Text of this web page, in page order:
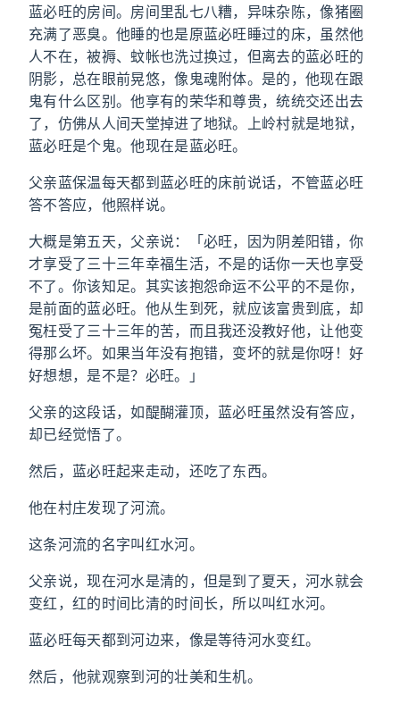
蓝必旺的房间。房间里乱七八糟，异味杂陈，像猪圈
充满了恶臭。他睡的也是原蓝必旺睡过的床，虽然他
人不在，被褥、蚊帐也洗过换过，但离去的蓝必旺的
阴影，总在眼前晃悠，像鬼魂附体。是的，他现在跟
鬼有什么区别。他享有的荣华和尊贵，统统交还出去
了，仿佛从人间天堂掉进了地狱。上岭村就是地狱，
蓝必旺是个鬼。他现在是蓝必旺。
父亲蓝保温每天都到蓝必旺的床前说话，不管蓝必旺
答不答应，他照样说。
大概是第五天，父亲说：「必旺，因为阴差阳错，你
才享受了三十三年幸福生活，不是的话你一天也享受
不了。你该知足。其实该抱怨命运不公平的不是你，
是前面的蓝必旺。他从生到死，就应该富贵到底，却
冤枉受了三十三年的苦，而且我还没教好他，让他变
得那么坏。如果当年没有抱错，变坏的就是你呀！好
好想想，是不是？必旺。」
父亲的这段话，如醍醐灌顶，蓝必旺虽然没有答应，
却已经觉悟了。
然后，蓝必旺起来走动，还吃了东西。
他在村庄发现了河流。
这条河流的名字叫红水河。
父亲说，现在河水是清的，但是到了夏天，河水就会
变红，红的时间比清的时间长，所以叫红水河。
蓝必旺每天都到河边来，像是等待河水变红。
然后，他就观察到河的壮美和生机。